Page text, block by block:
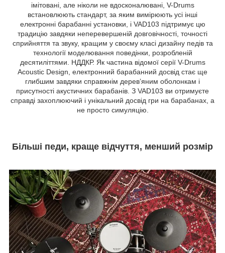
імітовані, але ніколи не вдосконалювані, V-Drums
встановлюють стандарт, за яким вимірюють усі інші
електронні барабанні установки, і VAD103 підтримує цю
традицію завдяки неперевершеній довговічності, точності
сприйняття та звуку, кращим у своєму класі дизайну педів та
технології моделювання поведінки, розробленій
десятиліттями. НДДКР. Як частина відомої серії V-Drums
Acoustic Design, електронний барабанний досвід стає ще
глибшим завдяки справжнім дерев’яним оболонкам і
присутності акустичних барабанів. З VAD103 ви отримуєте
справді захоплюючий і унікальний досвід гри на барабанах, а
не просто симуляцію.
Більші педи, краще відчуття, менший розмір